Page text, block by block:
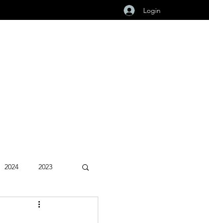
Login
2024 2023
Fevereiro 2026